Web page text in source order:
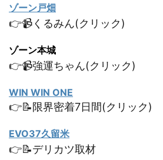
ゾーン戸畑
👉📹くるみん(クリック)
ゾーン本城
👉📹強運ちゃん(クリック)
WIN WIN ONE
👉📝限界密着7日間(クリック)
EVO37久留米
👉📝デリカツ取材